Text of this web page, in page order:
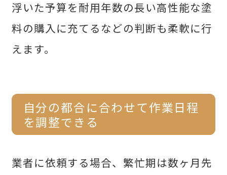
浮いた予算を耐用年数の長い高性能な塗
料の購入に充てるなどの判断も柔軟に行
えます。
自分の都合に合わせて作業日程
を調整できる
業者に依頼する場合、繁忙期は数ヶ月先